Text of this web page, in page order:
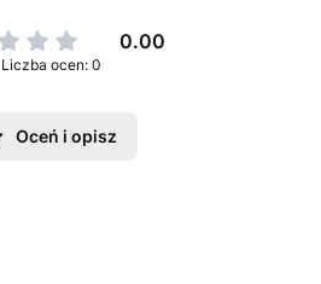
0.00
Liczba ocen: 0
Oceń i opisz